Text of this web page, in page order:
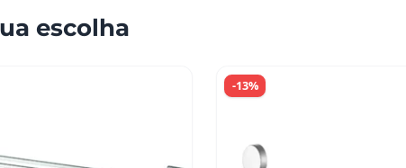
escolha
-13%